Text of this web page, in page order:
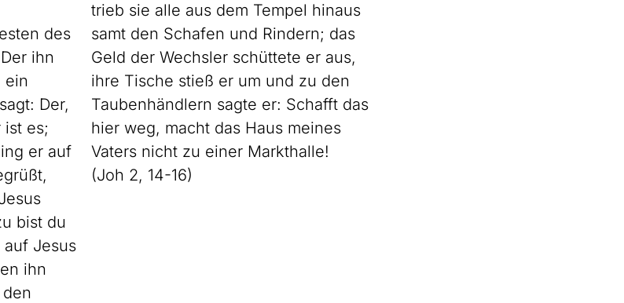
des
ihn
ein
Der,
es;
er auf
bist du
auf Jesus
ihn
trieb sie alle aus dem Tempel hinaus
samt den Schafen und Rindern; das
Geld der Wechsler schüttete er aus,
ihre Tische stieß er um und zu den
Taubenhändlern sagte er: Schafft das
hier weg, macht das Haus meines
Vaters nicht zu einer Markthalle!
(Joh 2, 14-16)